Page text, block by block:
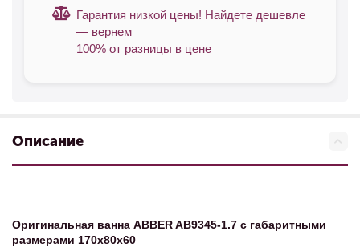
Гарантия низкой цены! Найдете дешевле
— вернем
100% от разницы в цене
Описание
Оригинальная ванна ABBER AB9345-1.7 с габаритными
размерами 170х80х60